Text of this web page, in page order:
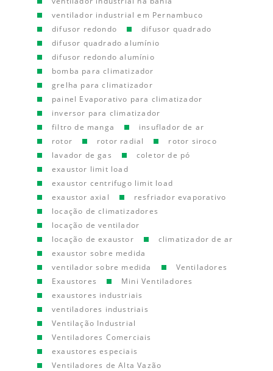
ventilador industrial em Pernambuco
difusor redondo
difusor quadrado
difusor quadrado alumínio
difusor redondo alumínio
bomba para climatizador
grelha para climatizador
painel Evaporativo para climatizador
inversor para climatizador
filtro de manga
insuflador de ar
rotor
rotor radial
rotor siroco
lavador de gas
coletor de pó
exaustor limit load
exaustor centrifugo limit load
exaustor axial
resfriador evaporativo
locação de climatizadores
locação de ventilador
locação de exaustor
climatizador de ar
exaustor sobre medida
ventilador sobre medida
Ventiladores
Exaustores
Mini Ventiladores
exaustores industriais
ventiladores industriais
Ventilação Industrial
Ventiladores Comerciais
exaustores especiais
Ventiladores de Alta Vazão